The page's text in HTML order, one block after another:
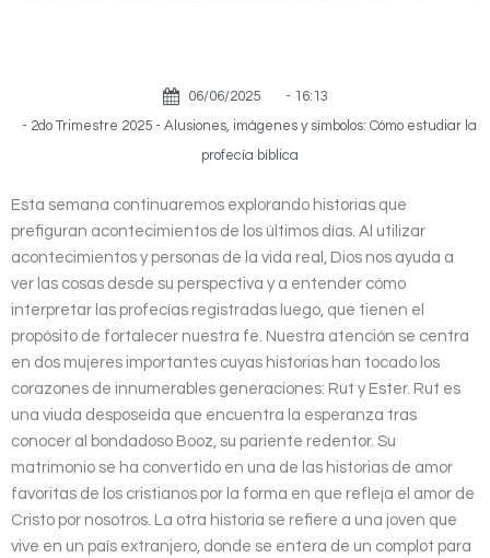
06/06/2025 - 16:13
- 2do Trimestre 2025 - Alusiones, imágenes y símbolos: Cómo estudiar la
profecía bíblica
Esta semana continuaremos explorando historias que
prefiguran acontecimientos de los últimos días. Al utilizar
acontecimientos y personas de la vida real, Dios nos ayuda a
ver las cosas desde su perspectiva y a entender cómo
interpretar las profecías registradas luego, que tienen el
propósito de fortalecer nuestra fe. Nuestra atención se centra
en dos mujeres importantes cuyas historias han tocado los
corazones de innumerables generaciones: Rut y Ester. Rut es
una viuda desposeída que encuentra la esperanza tras
conocer al bondadoso Booz, su pariente redentor. Su
matrimonio se ha convertido en una de las historias de amor
favoritas de los cristianos por la forma en que refleja el amor de
Cristo por nosotros. La otra historia se refiere a una joven que
vive en un país extranjero, donde se entera de un complot para